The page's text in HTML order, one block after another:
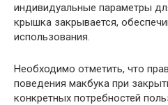
индивидуальные параметры
крышка закрывается,
использования.
Необходимо отметить, что
поведения макбука при
конкретных потребностей